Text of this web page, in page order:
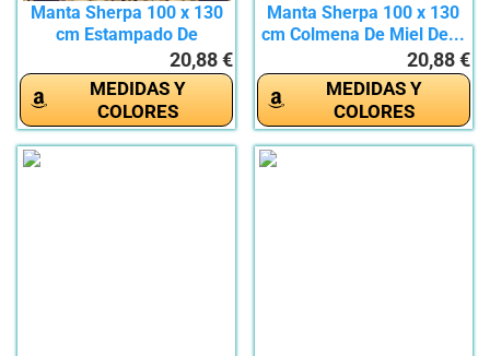
Manta Sherpa 100 x 130
cm Estampado De
Cachemira...20,88 €
MEDIDAS Y
COLORES
Manta Sherpa 100 x 130
cm Colmena De Miel De...
20,88 €
MEDIDAS Y
COLORES